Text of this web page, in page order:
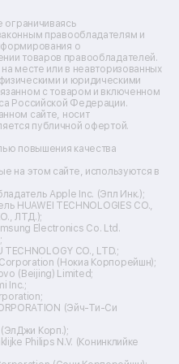
питания
ограничиваясь
правообладателям и
о
товаров правообладателей.
месте или в неавторизованных
и юридическими
с товаром и включенном
Российской Федерации.
сайте, носит
публичной офертой.
повышения качества
на этом сайте, используются в
Apple Inc. (Эпл Инк.);
HUAWEI TECHNOLOGIES CO.,
ЛТД.);
Electronics Co. Ltd.
CO., LTD.;
(Нокиа Корпорейшн);
(Beijing) Limited;
Inc.;
(Эйч-Ти-Си
Корп.);
Philips N.V. (Конинклийке